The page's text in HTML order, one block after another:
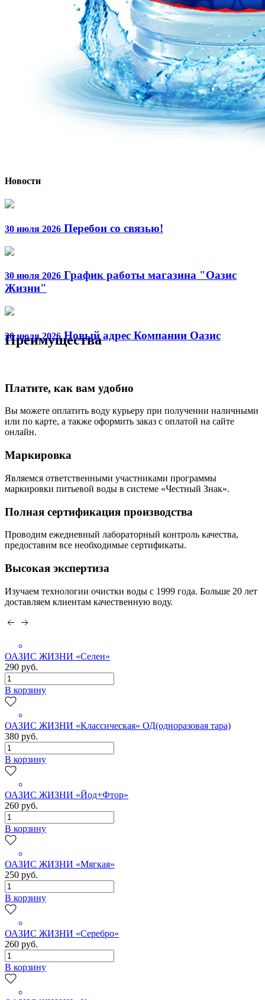
Новости
30 июля 2026 Перебои со связью!
30 июля 2026 График работы магазина "Оазис
Жизни"
30 июля 2026 Новый адрес Компании Оазис
Преимущества
Платите, как вам удобно
Вы можете оплатить воду курьеру при получении наличными
или по карте, а также оформить заказ с оплатой на сайте
онлайн.
Маркировка
Являемся ответственными участниками программы
маркировки питьевой воды в системе «Честный Знак».
Полная сертификация производства
Проводим ежедневный лабораторный контроль качества,
предоставим все необходимые сертификаты.
Высокая экспертиза
Изучаем технологии очистки воды с 1999 года. Больше 20 лет
доставляем клиентам качественную воду.
ОАЗИС ЖИЗНИ «Селен»
290 руб.
В корзину
ОАЗИС ЖИЗНИ «Классическая» ОД(одноразовая тара)
380 руб.
В корзину
ОАЗИС ЖИЗНИ «Йод+Фтор»
260 руб.
В корзину
ОАЗИС ЖИЗНИ «Мягкая»
250 руб.
В корзину
ОАЗИС ЖИЗНИ «Серебро»
260 руб.
В корзину